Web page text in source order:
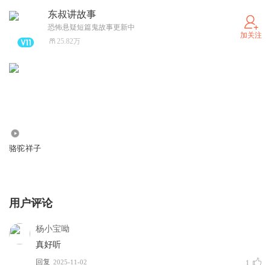
东叔讲故事
恐怖悬疑短篇鬼故事更新中
25.82万
加关注
骆驼祥子
用户评论
杨小宝呦
真好听
回复 2025-11-02 1